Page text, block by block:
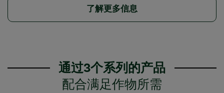
了解更多信息
通过3个系列的产品
配合满足作物所需